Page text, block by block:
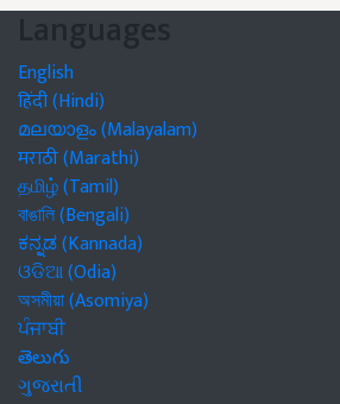
Languages
English
हिंदी (Hindi)
മലയാളം (Malayalam)
मराठी (Marathi)
தமிழ் (Tamil)
বাঙালি (Bengali)
ಕನ್ನಡ (Kannada)
ଓଡିଆ (Odia)
অসমীয়া (Asomiya)
ਪੰਜਾਬੀ
తెలుగు
ગુજરાતી